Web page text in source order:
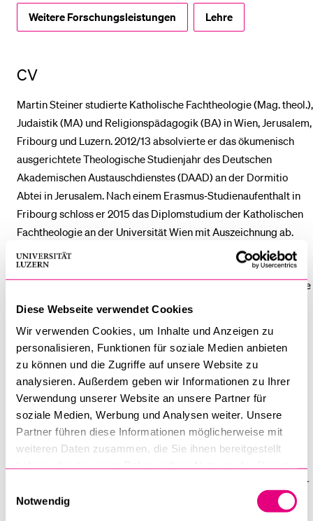
Diese Webseite verwendet Cookies
Wir verwenden Cookies, um Inhalte und Anzeigen zu
personalisieren, Funktionen für soziale Medien anbieten
zu können und die Zugriffe auf unsere Website zu
analysieren. Außerdem geben wir Informationen zu Ihrer
Verwendung unserer Website an unsere Partner für
soziale Medien, Werbung und Analysen weiter. Unsere
Partner führen diese Informationen möglicherweise mit
weiteren Daten zusammen, die Sie ihnen bereitgestellt
Notwendig
Weitere Forschungsleistungen Lehre
CV
Martin Steiner studierte Katholische Fachtheologie (Mag. theol.),
Judaistik (MA) und Religionspädagogik (BA) in Wien, Jerusalem,
Fribourg und Luzern. 2012/13 absolvierte er das ökumenisch
ausgerichtete Theologische Studienjahr des Deutschen
Akademischen Austauschdienstes (DAAD) an der Dormitio
Abtei in Jerusalem. Nach einem Erasmus‑Studienaufenthalt in
Fribourg schloss er 2015 das Diplomstudium der Katholischen
Fachtheologie an der Universität Wien mit Auszeichnung ab.
Von 2016 bis 2019 war er SNF-Doktorand und
Projektmitarbeiter am SNF‑Forschungsprojekt zum Thema „Die
Konferenz von Seelisberg (1947) als ein internationales
Jahrhundert“ von Prof. Dr. Verena Lenzen am Institut für
Jüdisch‑Christliche Forschung (IJCF) der Universität Luzern.
Das Promotionsstudium (Dr. theol.) im Fach Judaistik an der
Theologischen Fakultät in Luzern schloss Steiner 2022 mit dem
Prädikat „summa cum laude“ ab.
Assistent und Fachstudienberater für Judaistik an der Professur
für Judaistik und Theologie / Christlich-Jüdisches Gespräch
Sportangebot
Menuplan Mensa